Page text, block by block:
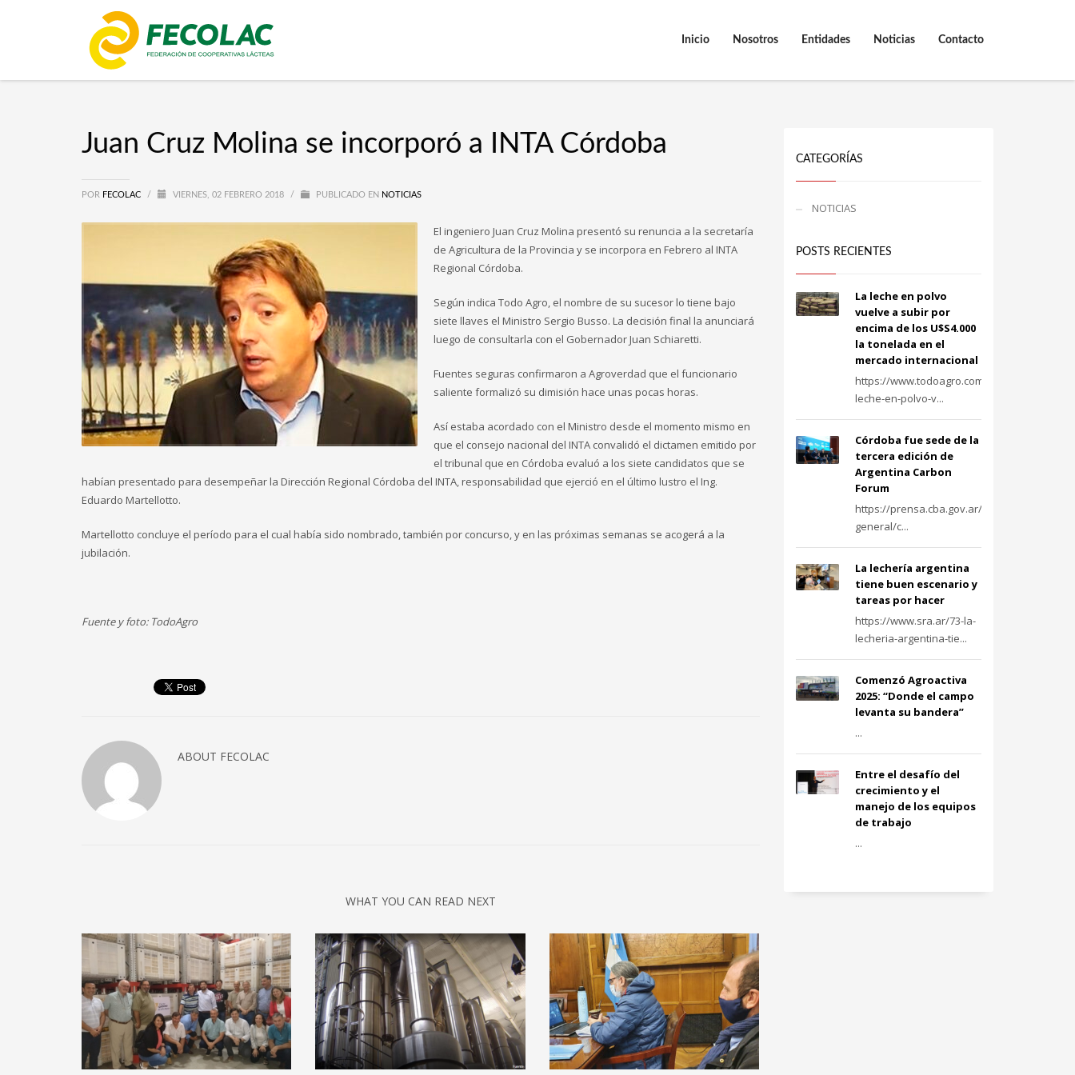
Inicio Nosotros Entidades Noticias Contacto
Juan Cruz Molina se incorporó a INTA Córdoba
POR FECOLAC / VIERNES, 02 FEBRERO 2018 / PUBLICADO EN NOTICIAS
El ingeniero Juan Cruz Molina presentó su renuncia a la secretaría
de Agricultura de la Provincia y se incorpora en Febrero al INTA
Regional Córdoba.
Según indica Todo Agro, el nombre de su sucesor lo tiene bajo
siete llaves el Ministro Sergio Busso. La decisión final la anunciará
luego de consultarla con el Gobernador Juan Schiaretti.
Fuentes seguras confirmaron a Agroverdad que el funcionario
saliente formalizó su dimisión hace unas pocas horas.
Así estaba acordado con el Ministro desde el momento mismo en
que el consejo nacional del INTA convalidó el dictamen emitido por
el tribunal que en Córdoba evaluó a los siete candidatos que se
habían presentado para desempeñar la Dirección Regional Córdoba del INTA, responsabilidad que ejerció en el último lustro el Ing.
Eduardo Martellotto.
Martellotto concluye el período para el cual había sido nombrado, también por concurso, y en las próximas semanas se acogerá a la
jubilación.
Fuente y foto: TodoAgro
ABOUT FECOLAC
WHAT YOU CAN READ NEXT
CATEGORÍAS
NOTICIAS
POSTS RECIENTES
La leche en polvo
vuelve a subir por
encima de los U$S4.000
la tonelada en el
mercado internacional
https://www.todoagro.com.ar/la-
leche-en-polvo-v...
Córdoba fue sede de la
tercera edición de
Argentina Carbon
Forum
https://prensa.cba.gov.ar/informacion-
general/c...
La lechería argentina
tiene buen escenario y
tareas por hacer
https://www.sra.ar/73-la-
lecheria-argentina-tie...
Comenzó Agroactiva
2025: “Donde el campo
levanta su bandera”
...
Entre el desafío del
crecimiento y el
manejo de los equipos
de trabajo
...